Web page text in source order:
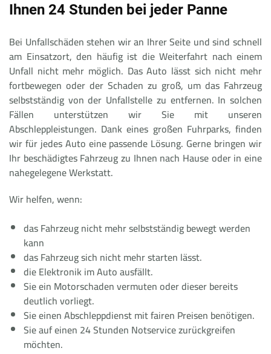
Ihnen 24 Stunden bei jeder Panne
Bei Unfallschäden stehen wir an Ihrer Seite und sind schnell
am Einsatzort, den häufig ist die Weiterfahrt nach einem
Unfall nicht mehr möglich. Das Auto lässt sich nicht mehr
fortbewegen oder der Schaden zu groß, um das Fahrzeug
selbstständig von der Unfallstelle zu entfernen. In solchen
Fällen unterstützen wir Sie mit unseren
Abschleppleistungen. Dank eines großen Fuhrparks, finden
wir für jedes Auto eine passende Lösung. Gerne bringen wir
Ihr beschädigtes Fahrzeug zu Ihnen nach Hause oder in eine
nahegelegene Werkstatt.
Wir helfen, wenn:
das Fahrzeug nicht mehr selbstständig bewegt werden
kann
das Fahrzeug sich nicht mehr starten lässt.
die Elektronik im Auto ausfällt.
Sie ein Motorschaden vermuten oder dieser bereits
deutlich vorliegt.
Sie einen Abschleppdienst mit fairen Preisen benötigen.
Sie auf einen 24 Stunden Notservice zurückgreifen
möchten.